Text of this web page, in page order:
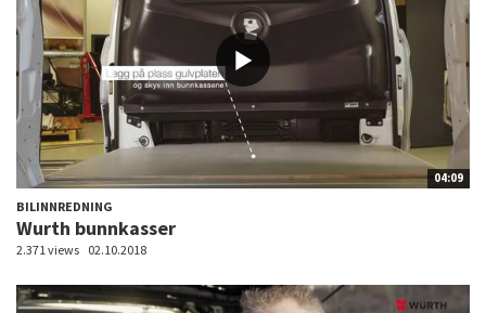
04:09
BILINNREDNING
Wurth bunnkasser
2.371 views 02.10.2018